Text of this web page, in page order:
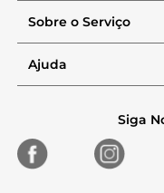
Sobre o Serviço
Ajuda
Siga